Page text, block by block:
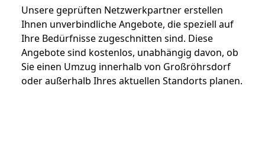
Unsere geprüften Netzwerkpartner erstellen
Ihnen unverbindliche Angebote, die speziell auf
Ihre Bedürfnisse zugeschnitten sind. Diese
Angebote sind kostenlos, unabhängig davon, ob
Sie einen Umzug innerhalb von Großröhrsdorf
oder außerhalb Ihres aktuellen Standorts planen.